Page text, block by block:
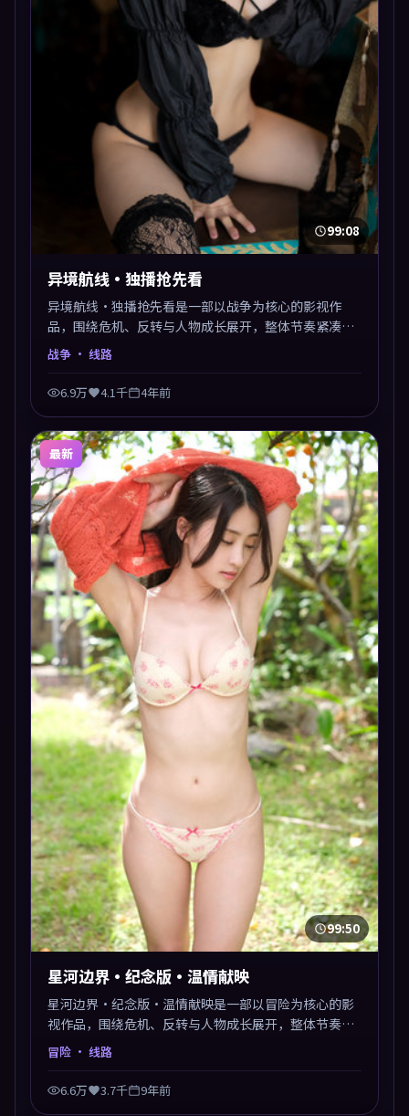
99:08
异境航线·独播抢先看
异境航线·独播抢先看是一部以战争为核心的影视作
品，围绕危机、反转与人物成长展开，整体节奏紧凑，
值得推荐观看。
战争 · 线路
6.9万 4.1千 4年前
最新
99:50
星河边界·纪念版·温情献映
星河边界·纪念版·温情献映是一部以冒险为核心的影
视作品，围绕危机、反转与人物成长展开，整体节奏紧
凑，值得推荐观看。
冒险 · 线路
6.6万 3.7千 9年前